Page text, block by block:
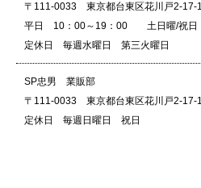
〒111-0033 東京都台東区花川戸2-17-
平日 10：00～19：00 土日曜/祝日
定休日 毎週水曜日 第三火曜日
SP忠男 業販部
〒111-0033 東京都台東区花川戸2-17-
定休日 毎週日曜日 祝日